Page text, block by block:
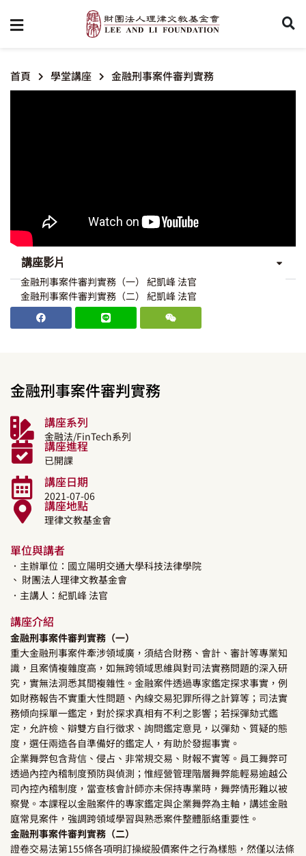
首頁 學堂講座 金融刑事案件審判實務
講座影片
金融刑事案件審判實務（一） 紀凱峰 法官
金融刑事案件審判實務（二） 紀凱峰 法官
金融刑事案件審判實務
講座系列
金融法/FinTech系列
講座進程
已開課
講座日期
2021-07-06
講座地點
理律文教基金會
單位與講者
．主辦單位：國立陽明交通大學科技法律學院
、 財團法人理律文教基金會
．主講人： 紀凱峰法官
講座介紹
金融刑事案件審判實務（一）
重大金融刑事案件牽涉領域廣，須結合財務、會計、審計等專業知
識，且案情複雜度高，如無跨領域思維與對司法實務問題的深入研
究，實無法洞悉其間複雜性。金融案件透過專家鑑定探求事實，例
如財務報告不實重大性問題、內線交易犯罪所得之計算等；司法實
務傾向採單一鑑定，對於探求真相有不利之影響；若採彈劾式鑑
定，允許檢、辯雙方自行徵求、詢問鑑定意見，以彈劾、質疑的態
度，選任兩造各自準備好的鑑定人，有助於發掘事實。
企業舞弊包含背信、侵占、非常規交易、財報不實等。員工舞弊可
透過內控內稽制度預防與偵測；惟經營管理階層舞弊能輕易逾越公
司內控內稽制度，當查核會計師亦未保持專業時，舞弊情形難以被
察覺。本課程以金融案件的專家鑑定與企業舞弊為主軸，講述金融
庭常見案件，強調跨領域學習與熟悉案件整體脈絡重要性。
金融刑事案件審判實務（二）
證卷交易法第155條各項明訂操縱股價案件之行為樣態，然僅以法條